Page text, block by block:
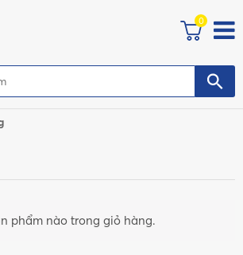
0
phẩm nào trong giỏ hàng.